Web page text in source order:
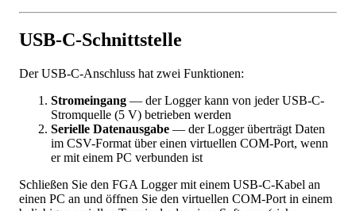
USB-C-Schnittstelle
Der USB-C-Anschluss hat zwei Funktionen:
Stromeingang — der Logger kann von jeder USB-C-
Stromquelle (5 V) betrieben werden
Serielle Datenausgabe — der Logger überträgt Daten
im CSV-Format über einen virtuellen COM-Port, wenn
er mit einem PC verbunden ist
Schließen Sie den FGA Logger mit einem USB-C-Kabel an
einen PC an und öffnen Sie den virtuellen COM-Port in einem